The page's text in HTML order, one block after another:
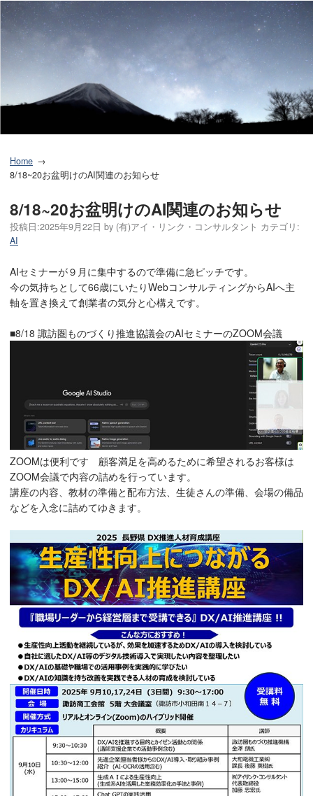
Home
8/18~20お盆明けのAI関連のお知らせ
8/18~20お盆明けのAI関連のお知らせ
投稿日:2025年9月22日 by (有)アイ・リンク・コンサルタント カテゴリ:
AI
AIセミナーが９月に集中するので準備に急ピッチです。
今の気持ちとして66歳にいたりWebコンサルティングからAIへ主
軸を置き換えて創業者の気分と心構えです。
■8/18 諏訪圏ものづくり推進協議会のAIセミナーのZOOM会議
ZOOMは便利です 顧客満足を高めるために希望されるお客様は
ZOOM会議で内容の詰めを行っています。
講座の内容、教材の準備と配布方法、生徒さんの準備、会場の備品
などを入念に詰めてゆきます。